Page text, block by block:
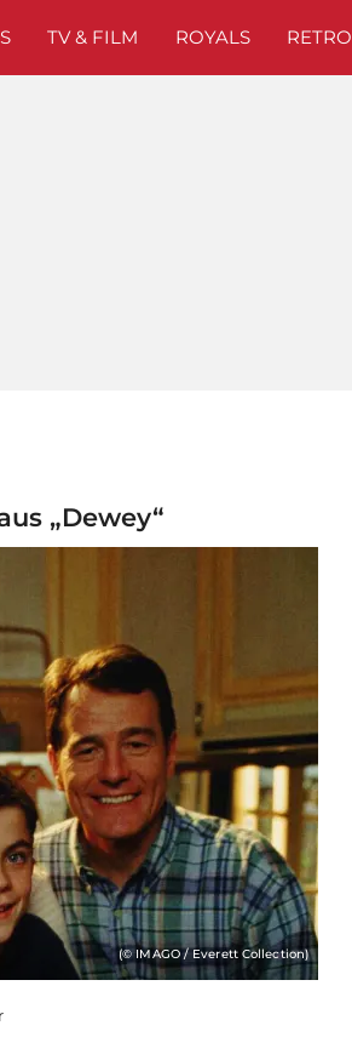
TV & FILM ROYALS RETRO
„Dewey“
(© IMAGO / Everett Collection)